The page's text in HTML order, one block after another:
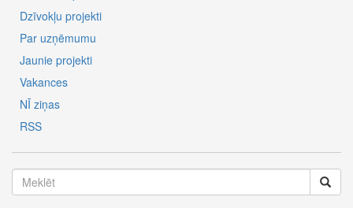
Dzīvokļu projekti
Par uzņēmumu
Jaunie projekti
Vakances
NĪ ziņas
RSS